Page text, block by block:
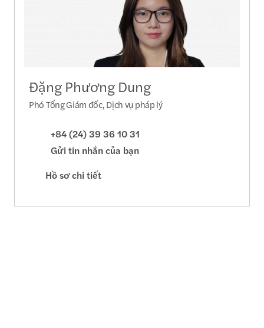
Đặng Phương Dung
Phó Tổng Giám đốc, Dịch vụ pháp lý
+84 (24) 39 36 10 31
Gửi tin nhắn của bạn
Hồ sơ chi tiết